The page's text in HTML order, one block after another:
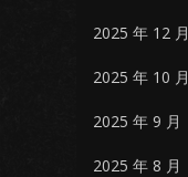
2025 年 12 月
2025 年 10 月
2025 年 9 月
2025 年 8 月